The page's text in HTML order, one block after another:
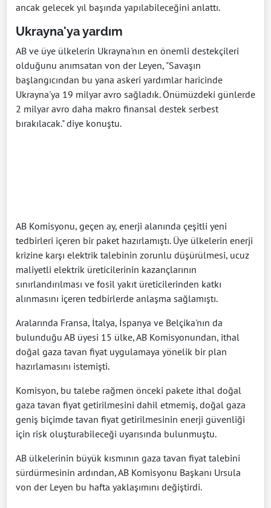
ancak gelecek yıl başında yapılabileceğini anlattı.
Ukrayna'ya yardım
AB ve üye ülkelerin Ukrayna'nın en önemli destekçileri
olduğunu anımsatan von der Leyen, "Savaşın
başlangıcından bu yana askeri yardımlar haricinde
Ukrayna'ya 19 milyar avro sağladık. Önümüzdeki günlerde
2 milyar avro daha makro finansal destek serbest
bırakılacak." diye konuştu.
AB Komisyonu, geçen ay, enerji alanında çeşitli yeni
tedbirleri içeren bir paket hazırlamıştı. Üye ülkelerin enerji
krizine karşı elektrik talebinin zorunlu düşürülmesi, ucuz
maliyetli elektrik üreticilerinin kazançlarının
sınırlandırılması ve fosil yakıt üreticilerinden katkı
alınmasını içeren tedbirlerde anlaşma sağlamıştı.
Aralarında Fransa, İtalya, İspanya ve Belçika'nın da
bulunduğu AB üyesi 15 ülke, AB Komisyonundan, ithal
doğal gaza tavan fiyat uygulamaya yönelik bir plan
hazırlamasını istemişti.
Komisyon, bu talebe rağmen önceki pakete ithal doğal
gaza tavan fiyat getirilmesini dahil etmemiş, doğal gaza
geniş biçimde tavan fiyat getirilmesinin enerji güvenliği
için risk oluşturabileceği uyarısında bulunmuştu.
AB ülkelerinin büyük kısmının gaza tavan fiyat talebini
sürdürmesinin ardından, AB Komisyonu Başkanı Ursula
von der Leyen bu hafta yaklaşımını değiştirdi.